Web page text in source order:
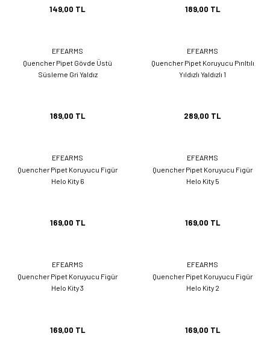
149,00 TL 189,00 TL
EFEARMS
Quencher Pipet Gövde Üstü
Süsleme Gri Yaldız
189,00 TL
EFEARMS
Quencher Pipet Koruyucu Pırıltılı
Yıldızlı Yaldızlı 1
289,00 TL
EFEARMS
Quencher Pipet Koruyucu Figür
Helo Kity 6
169,00 TL
EFEARMS
Quencher Pipet Koruyucu Figür
Helo Kity 5
169,00 TL
EFEARMS
Quencher Pipet Koruyucu Figür
Helo Kity 3
169,00 TL
EFEARMS
Quencher Pipet Koruyucu Figür
Helo Kity 2
169,00 TL